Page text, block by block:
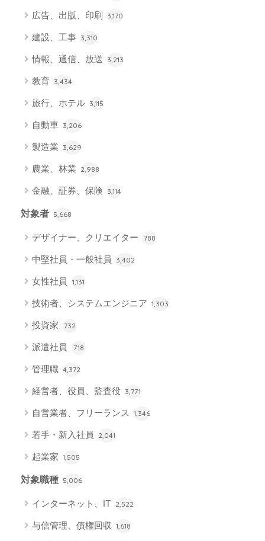
広告、出版、印刷 3,170
建設、工事 3,310
情報、通信、放送 3,213
教育 3,434
旅行、ホテル 3,115
自動車 3,206
製造業 3,629
農業、林業 2,988
金融、証券、保険 3,114
対象者 5,668
デザイナー、クリエイター 788
中堅社員・一般社員 3,402
女性社員 1,131
技術者、システムエンジニア 1,303
投資家 732
派遣社員 718
管理職 4,372
経営者、役員、監査役 3,771
自営業者、フリーランス 1,346
若手・新入社員 2,041
起業家 1,505
対象職種 5,006
インターネット、IT 2,522
与信管理、債権回収 1,618